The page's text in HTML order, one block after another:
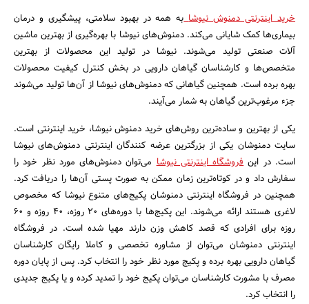
خرید اینترنتی دمنوش نیوشا به همه در بهبود سلامتی، پیشگیری و درمان
بیماری‌ها کمک شایانی می‌کند. دمنوش‌های نیوشا با بهره‌گیری از بهترین ماشین
آلات صنعتی تولید می‌شوند. نیوشا در تولید این محصولات از بهترین
متخصص‌ها و کارشناسان گیاهان دارویی در بخش کنترل کیفیت محصولات
بهره برده است. همچنین گیاهانی که دمنوش‌های نیوشا از آن‌ها تولید می‌شوند
جزء مرغوب‌ترین گیاهان به شمار می‌آیند.
یکی از بهترین و ساده‌ترین روش‌های خرید دمنوش نیوشا، خرید اینترنتی است.
سایت دمنوشان یکی از بزرگترین عرضه کنندگان اینترنتی دمنوش‌های نیوشا
است. در اینفروشگاه اینترنتی نیوشامی‌توان دمنوش‌های مورد نظر خود را
سفارش داد و در کوتاه‌ترین زمان ممکن به صورت پستی آن‌ها را دریافت کرد.
همچنین در فروشگاه اینترنتی دمنوشان پکیج‌های متنوع نیوشا که مخصوص
لاغری هستند ارائه می‌شوند. این پکیج‌ها با دوره‌های 20 روزه، 40 روزه و 60
روزه برای افرادی که قصد کاهش وزن دارند مهیا شده است. در فروشگاه
اینترنتی دمنوشان می‌توان از مشاوره تخصصی و کاملا رایگان کارشناسان
گیاهان دارویی بهره برده و پکیج مورد نظر خود را انتخاب کرد. پس از پایان دوره
مصرف با مشورت کارشناسان می‌توان پکیج خود را تمدید کرده و یا پکیج جدیدی
را انتخاب کرد.